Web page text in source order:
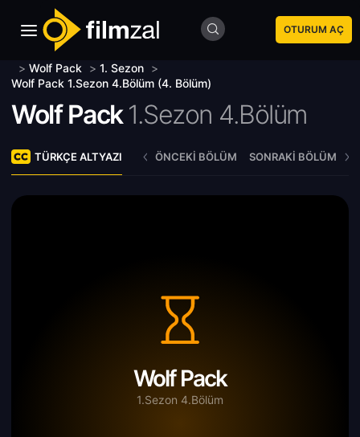
OTURUM AÇ
> Wolf Pack > 1. Sezon >
Wolf Pack 1.Sezon 4.Bölüm (4. Bölüm)
Wolf Pack 1.Sezon 4.Bölüm
TÜRKÇE ALTYAZI ÖNCEKI BÖLÜM SONRAKI BÖLÜM
Wolf Pack
1.Sezon 4.Bölüm